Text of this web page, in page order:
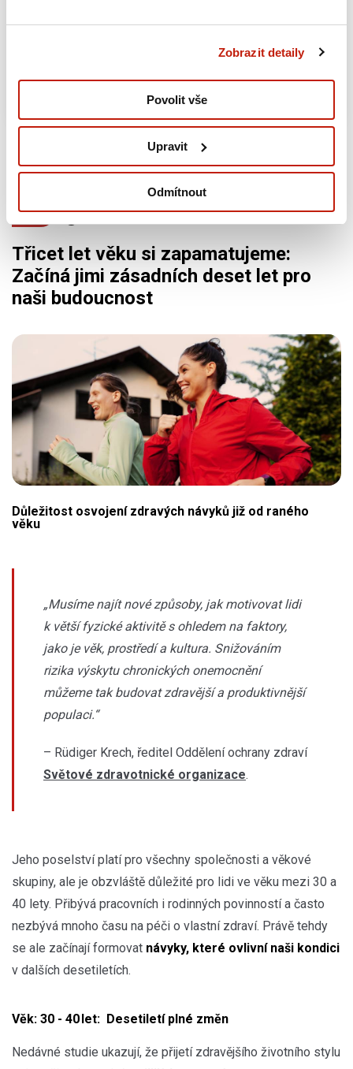
Zobrazit detaily
Povolit vše
Upravit
Odmítnout
Třicet let věku si zapamatujeme:
Začíná jimi zásadních deset let pro
naši budoucnost
Důležitost osvojení zdravých návyků již od raného
věku
„Musíme najít nové způsoby, jak motivovat lidi
k větší fyzické aktivitě s ohledem na faktory,
jako je věk, prostředí a kultura. Snižováním
rizika výskytu chronických onemocnění
můžeme tak budovat zdravější a produktivnější
populaci.“
– Rüdiger Krech, ředitel Oddělení ochrany zdraví
Světové zdravotnické organizace.
Jeho poselství platí pro všechny společnosti a věkové
skupiny, ale je obzvláště důležité pro lidi ve věku mezi 30 a
40 lety. Přibývá pracovních i rodinných povinností a často
nezbývá mnoho času na péči o vlastní zdraví. Právě tehdy
se ale začínají formovat návyky, které ovlivní naši kondici
v dalších desetiletích.
Věk: 30 - 40 let: Desetiletí plné změn
Nedávné studie ukazují, že přijetí zdravějšího životního stylu